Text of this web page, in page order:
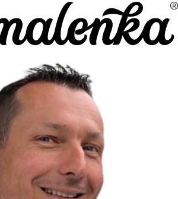
nám záleží
poskytovať tie najlepšie služby.
od vás ale potrebujeme súhlas
cookies.
a meraní
deje na webových stránkach a aby sme
ponuky na mieru či reklamu,
a taktiežslužby spoločnosti Google
súbory, ktoré môžu byť používané
aby zefektívnili používateľský zážitok.